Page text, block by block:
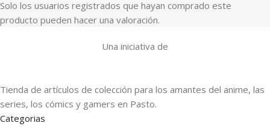
Solo los usuarios registrados que hayan comprado este
producto pueden hacer una valoración.
Una iniciativa de
Tienda de artículos de colección para los amantes del anime, las
series, los cómics y gamers en Pasto.
Categorias